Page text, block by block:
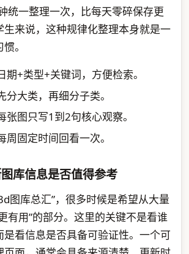
统一整理一次，比每天零碎保存更
生来说，这种规律化整理本身就是一
。
期+类型+关键词，方便检索。
分大类，再细分子类。
张图只写1到2句核心观察。
周固定时间回看一次。
库信息是否值得参考
图库总汇”，很多时候是希望从大量
有用”的部分。这里的关键不是看谁
是看信息是否具备可验证性。一个可